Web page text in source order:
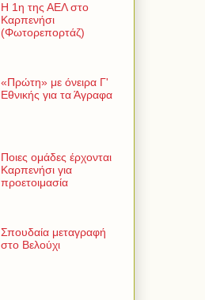
Η 1η της ΑΕΛ στο
Καρπενήσι
(Φωτορεπορτάζ)
«Πρώτη» με όνειρα Γ'
Εθνικής για τα Άγραφα
Ποιες ομάδες έρχονται
Καρπενήσι για
προετοιμασία
Σπουδαία μεταγραφή
στο Βελούχι